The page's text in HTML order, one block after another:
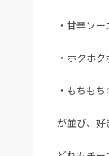
・甘辛ソ
・ホクホク
・もちも
が並び、好